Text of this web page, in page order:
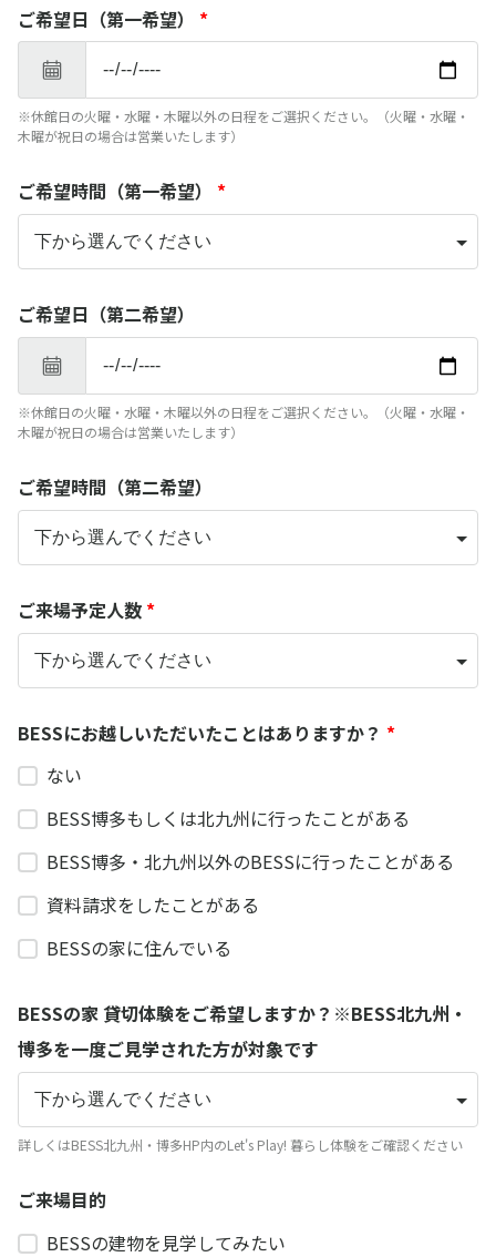
ご希望日（第一希望） *
※休館日の火曜・水曜・木曜以外の日程をご選択ください。（火曜・水曜・
木曜が祝日の場合は営業いたします）
ご希望時間（第一希望） *
ご希望日（第二希望）
※休館日の火曜・水曜・木曜以外の日程をご選択ください。（火曜・水曜・
木曜が祝日の場合は営業いたします）
ご希望時間（第二希望）
ご来場予定人数 *
BESSにお越しいただいたことはありますか？ *
ない
BESS博多もしくは北九州に行ったことがある
BESS博多・北九州以外のBESSに行ったことがある
資料請求をしたことがある
BESSの家に住んでいる
BESSの家 貸切体験をご希望しますか？※BESS北九州・
博多を一度ご見学された方が対象です
詳しくはBESS北九州・博多HP内のLet's Play! 暮らし体験をご確認ください
ご来場目的
BESSの建物を見学してみたい